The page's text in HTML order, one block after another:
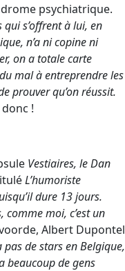
psychiatrique.
s’offrent à lui, en
n’a ni copine ni
on a totale carte
mal à entreprendre les
prouver qu’on réussit.
!
Vestiaires, le Dan
L’humoriste
dure 13 jours.
moi, c’est un
Albert Dupontel
pas de stars en Belgique,
beaucoup de gens